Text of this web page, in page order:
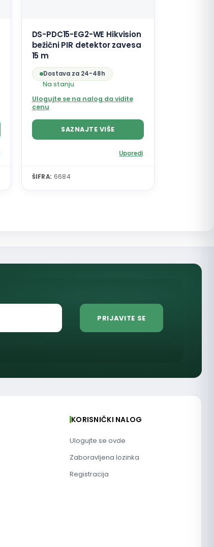
DS-PDC15-EG2-WE Hikvision
bežični PIR detektor zavesa
15 m
Dostava za 24-48h
Na stanju
Ulogujte se na nalog da vidite
cenu
SAZNAJTE VIŠE
Uporedi
ŠIFRA: 6684
KORISNIČKI NALOG
Ulogujte se ovde
Zaboravljena lozinka
Registracija